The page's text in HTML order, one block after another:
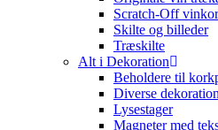
Scratch-Off
Skilte og billeder
Træskilte
Alt i Dekoration
Beholdere til
Diverse dekoration
Lysestager
Magneter med